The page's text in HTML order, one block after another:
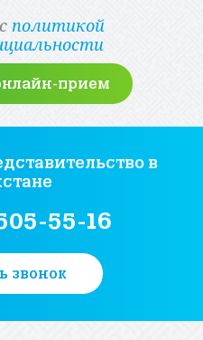
политикой
в
55-16
звонок